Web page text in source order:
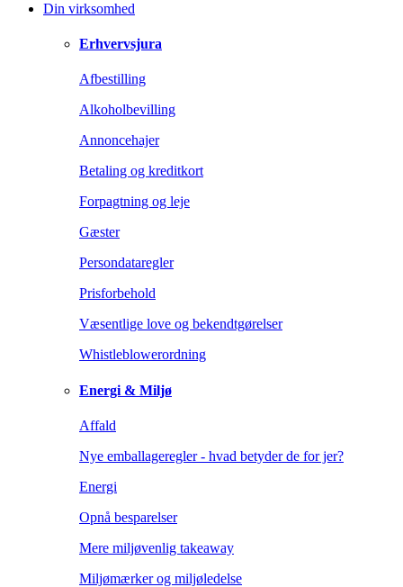
Din virksomhed
Erhvervsjura
Afbestilling
Alkoholbevilling
Annoncehajer
Betaling og kreditkort
Forpagtning og leje
Gæster
Persondataregler
Prisforbehold
Væsentlige love og bekendtgørelser
Whistleblowerordning
Energi & Miljø
Affald
Nye emballageregler - hvad betyder de for jer?
Energi
Opnå besparelser
Mere miljøvenlig takeaway
Miljømærker og miljøledelse